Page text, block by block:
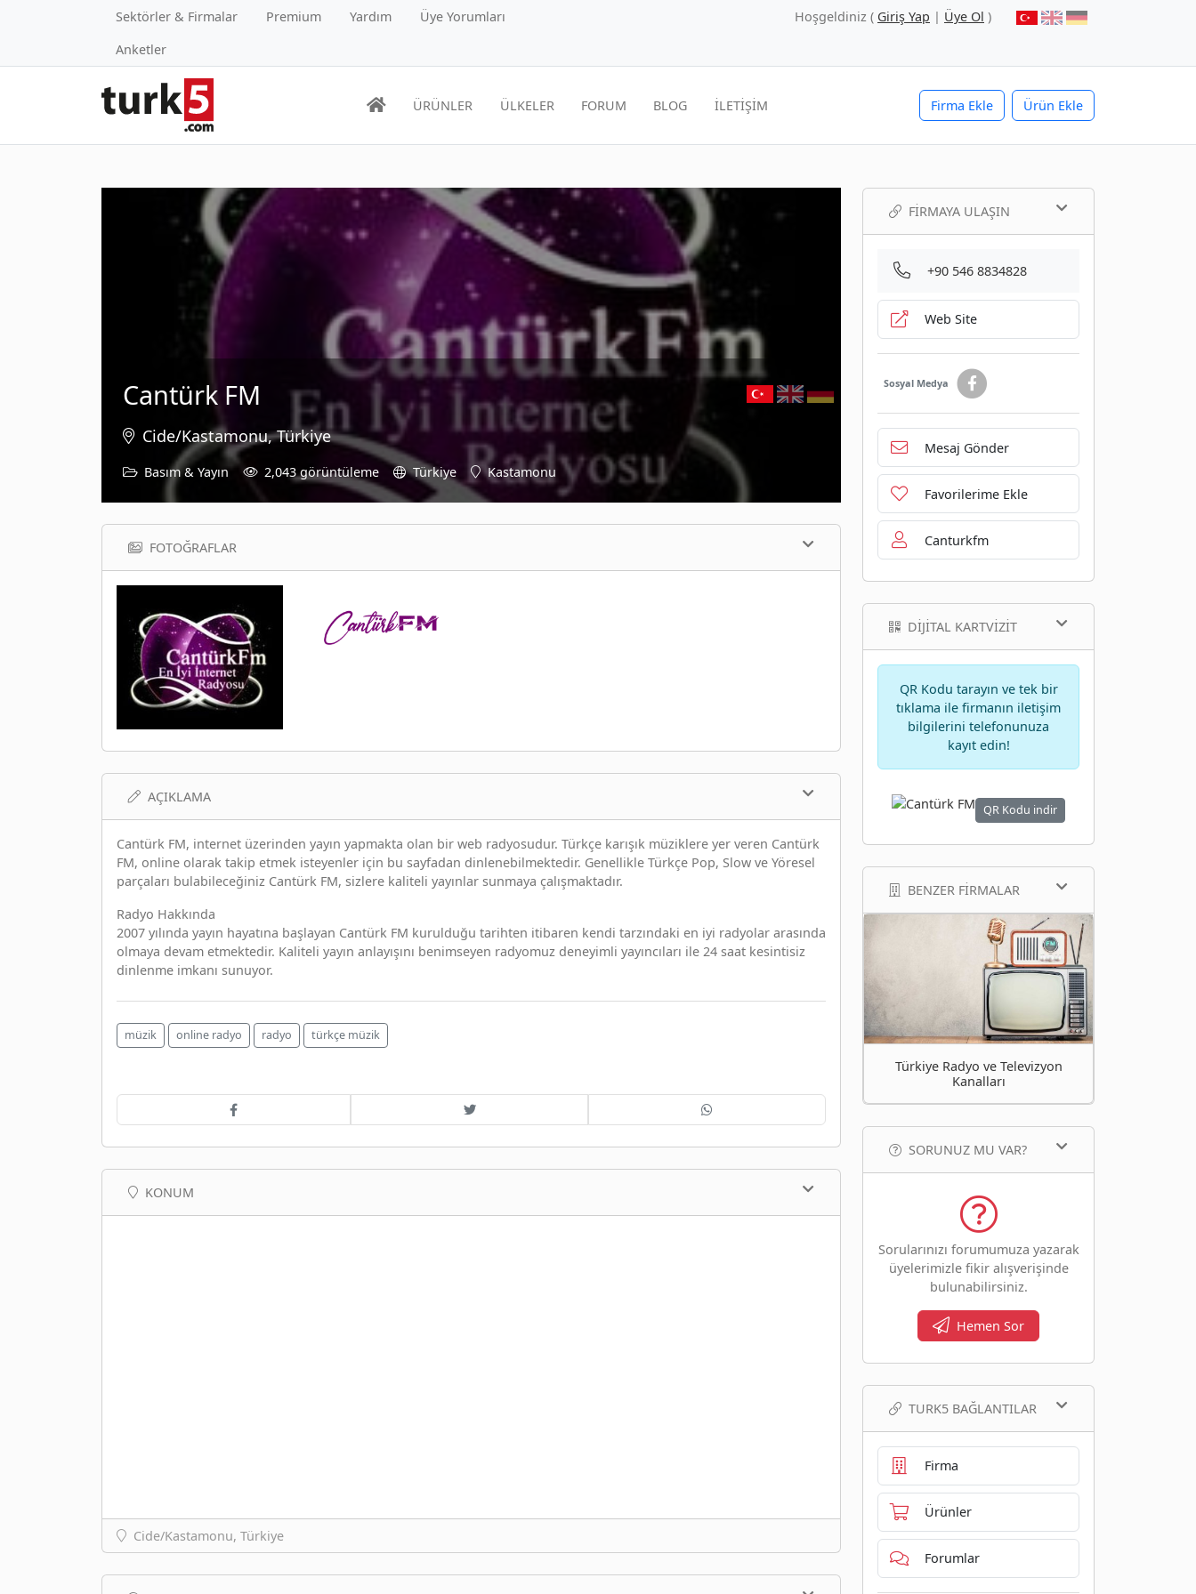
Sektörler & Firmalar Premium Yardım
Üye Yorumları
Anketler
Hoşgeldiniz ( Giriş Yap | Üye Ol )
Firma Ekle Ürün Ekle
ÜRÜNLER ÜLKELER FORUM BLOG İLETİŞİM
Cantürk FM
Cide/Kastamonu, Türkiye
Basım & Yayın 2,043 görüntüleme Türkiye Kastamonu
FOTOĞRAFLAR
AÇIKLAMA
Cantürk FM, internet üzerinden yayın yapmakta olan bir web radyosudur. Türkçe karışık müziklere yer veren Cantürk
FM, online olarak takip etmek isteyenler için bu sayfadan dinlenebilmektedir. Genellikle Türkçe Pop, Slow ve Yöresel
parçaları bulabileceğiniz Cantürk FM, sizlere kaliteli yayınlar sunmaya çalışmaktadır.
Radyo Hakkında
2007 yılında yayın hayatına başlayan Cantürk FM kurulduğu tarihten itibaren kendi tarzındaki en iyi radyolar arasında
olmaya devam etmektedir. Kaliteli yayın anlayışını benimseyen radyomuz deneyimli yayıncıları ile 24 saat kesintisiz
dinlenme imkanı sunuyor.
müzik online radyo radyo türkçe müzik
KONUM
Cide/Kastamonu, Türkiye
FIRMAYA ULAŞIN
+90 546 8834828
Web Site
Sosyal Medya
Mesaj Gönder
Favorilerime Ekle
Canturkfm
DIJITAL KARTVIZIT
QR Kodu tarayın ve tek bir
tıklama ile firmanın iletişim
bilgilerini telefonunuza
kayıt edin!
QR Kodu indir
BENZER FIRMALAR
Türkiye Radyo ve Televizyon
Kanalları
SORUNUZ MU VAR?
Sorularınızı forumumuza yazarak
üyelerimizle fikir alışverişinde
bulunabilirsiniz.
Hemen Sor
TURK5 BAĞLANTILAR
Firma
Ürünler
Forumlar